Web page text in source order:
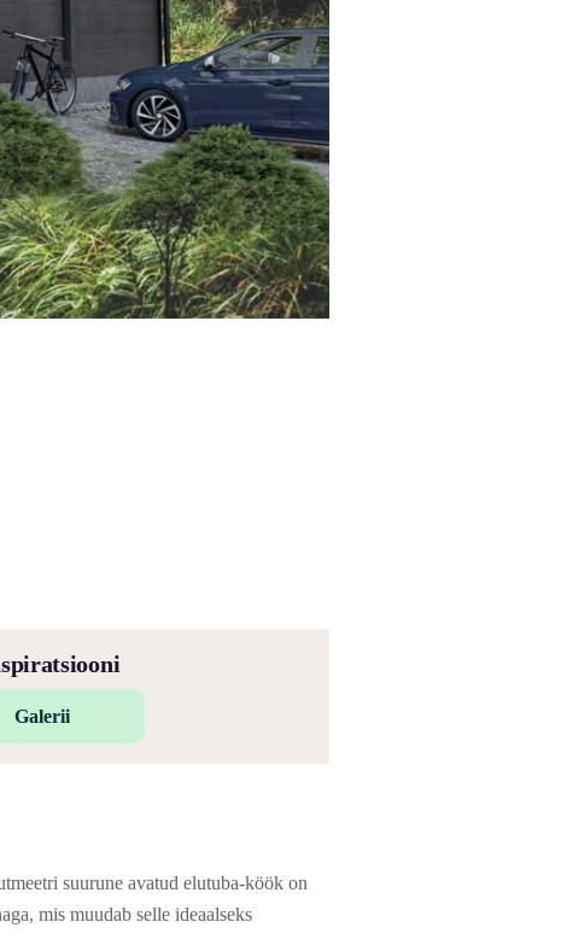
Galerii
suurune avatud elutuba-köök on
mis muudab selle ideaalseks